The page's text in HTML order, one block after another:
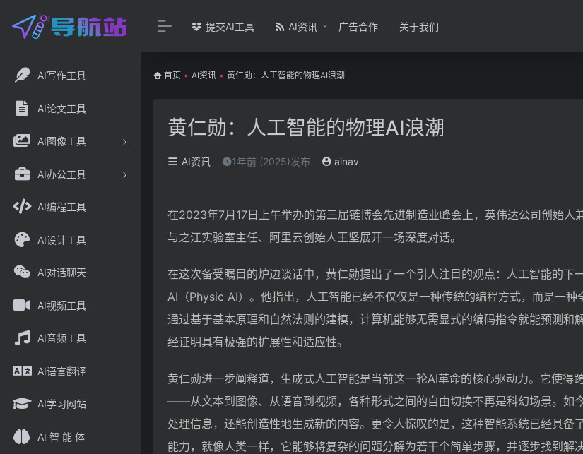
AI写作工具
AI论文工具
AI图像工具
AI办公工具
AI编程工具
AI设计工具
AI对话聊天
AI视频工具
AI音频工具
AI语言翻译
AI学习网站
AI 智 能 体
提交AI工具 AI资讯 广告合作 关于我们
首页 • AI资讯 • 黄仁勋：人工智能的物理AI浪潮
黄仁勋：人工智能的物理AI浪潮
AI资讯 1年前 (2025)发布 ainav
在2023年7月17日上午举办的第三届链博会先进制造业峰会上，英伟达公司创始人
与之江实验室主任、阿里云创始人王坚展开一场深度对话。
在这次备受瞩目的炉边谈话中，黄仁勋提出了一个引人注目的观点：人工智能的下
AI（Physic AI）。他指出，人工智能已经不仅仅是一种传统的编程方式，而是一种
通过基于基本原理和自然法则的建模，计算机能够无需显式的编码指令就能预测和
经证明具有极强的扩展性和适应性。
黄仁勋进一步阐释道，生成式人工智能是当前这一轮AI革命的核心驱动力。它使得
——从文本到图像、从语音到视频，各种形式之间的自由切换不再是科幻场景。如
处理信息，还能创造性地生成新的内容。更令人惊叹的是，这种智能系统已经具备
能力，就像人类一样，它能够将复杂的问题分解为若干个简单步骤，并逐步找到解决